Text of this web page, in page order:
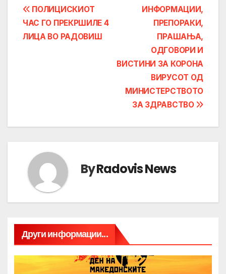
Post
navigation
ИНФОРМАЦИИ,
ПРЕПОРАКИ,
ПРАШАЊА,
ОДГОВОРИ И
ВИСТИНИ ЗА КОРОНА
ВИРУСОТ ОД
МИНИСТЕРСТВОТО
ЗА ЗДРАВСТВО
ПОЛИЦИСКИОТ
ЧАС ГО ПРЕКРШИЛЕ 4
ЛИЦА ВО РАДОВИШ
ByRadovis News
Други информации...